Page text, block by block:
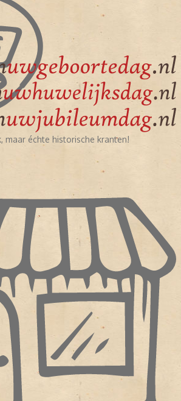
maar échte historische kranten!